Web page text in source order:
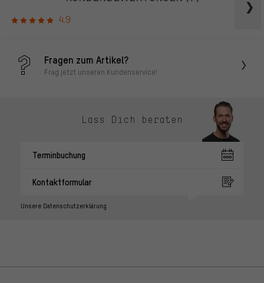
4.9
Fragen zum Artikel?
Frag jetzt unseren Kundenservice!
Lass Dich beraten
Terminbuchung
Kontaktformular
Unsere Datenschutzerklärung